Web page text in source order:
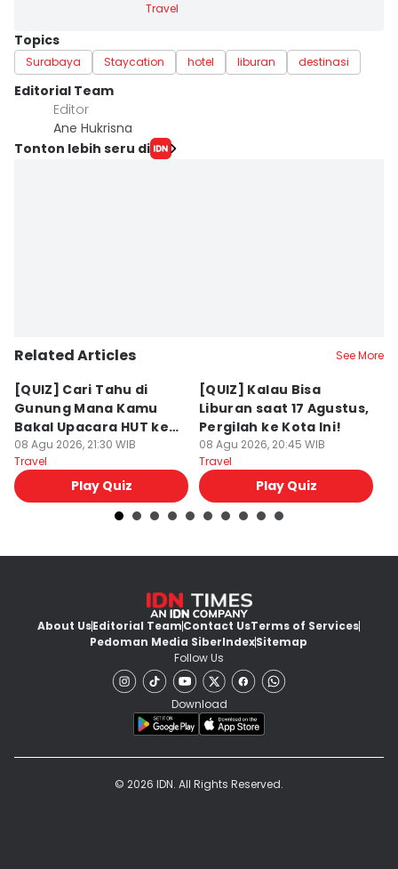
Travel
Topics
Surabaya Staycation hotel liburan destinasi
Editorial Team
Editor
Ane Hukrisna
Tonton lebih seru di
Related Articles See More
[QUIZ] Cari Tahu di
Gunung Mana Kamu
Bakal Upacara HUT ke-
81 RI!
08 Agu 2026, 21:30 WIB
Travel
Play Quiz
[QUIZ] Kalau Bisa
Liburan saat 17 Agustus,
Pergilah ke Kota Ini!
08 Agu 2026, 20:45 WIB
Travel
Play Quiz
About UsEditorial TeamContact UsTerms of Services
Pedoman Media SiberIndexSitemap
Follow Us
Download
© 2026 IDN. All Rights Reserved.